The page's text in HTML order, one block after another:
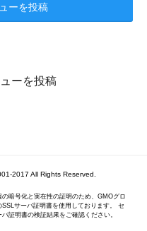
ーを投稿
ーを投稿
2017 All Rights Reserved.
暗号化と実在性の証明のため、GMOグロ
サーバ証明書を使用しております。 セ
証明書の検証結果をご確認ください。